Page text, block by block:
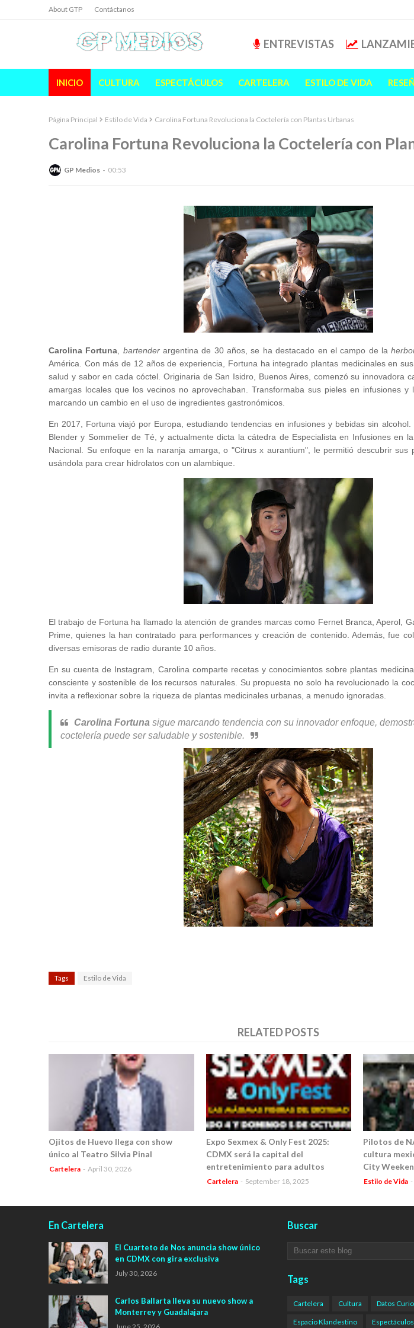
About GTP Contáctanos
ENTREVISTAS
INICIO CULTURA ESPECTÁCULOS CARTELERA ESTILO DE VIDA
Página Principal Estilo de Vida Carolina Fortuna Revoluciona la Coctelería con Plantas Urbanas
Carolina Fortuna Revoluciona la Coctelería con
GP Medios 00:53
Carolina Fortuna, bartenderargentina de 30 años, se ha destacado en el campo de la
América. Con más de 12 años de experiencia, Fortuna ha integrado plantas medicinales en
salud y sabor en cada cóctel. Originaria de San Isidro, Buenos Aires, comenzó su innovadora
amargas locales que los vecinos no aprovechaban. Transformaba sus pieles en infusiones y
marcando un cambio en el uso de ingredientes gastronómicos.
En 2017, Fortuna viajó por Europa, estudiando tendencias en infusiones y bebidas sin alcohol.
Blender y Sommelier de Té, y actualmente dicta la cátedra de Especialista en Infusiones en
Nacional. Su enfoque en la naranja amarga, o "Citrus x aurantium", le permitió descubrir sus
usándola para crear hidrolatos con un alambique.
El trabajo de Fortuna ha llamado la atención de grandes marcas como Fernet Branca, Aperol,
Prime, quienes la han contratado para performances y creación de contenido. Además, fue
diversas emisoras de radio durante 10 años.
En su cuenta de Instagram, Carolina comparte recetas y conocimientos sobre plantas
consciente y sostenible de los recursos naturales. Su propuesta no solo ha revolucionado la
invita a reflexionar sobre la riqueza de plantas medicinales urbanas, a menudo ignoradas.
Carolina Fortuna sigue marcando tendencia con su innovador enfoque,
coctelería puede ser saludable y sostenible.
Tags Estilo de Vida
RELATED POSTS
Ojitos de Huevo llega con show
único al Teatro Silvia Pinal
Cartelera - April 30, 2026
Expo Sexmex & Only Fest 2025:
CDMX será la capital del
entretenimiento para adultos
Cartelera - September 18, 2025
Pilotos de
cultura
City
Estilo de Vida -
En Cartelera
El Cuarteto de Nos anuncia show único
en CDMX con gira exclusiva
July 30, 2026
Carlos Ballarta lleva su nuevo show a
Monterrey y Guadalajara
Buscar
Tags
Cartelera Cultura Datos
Espacio Klandestino Espectáculos